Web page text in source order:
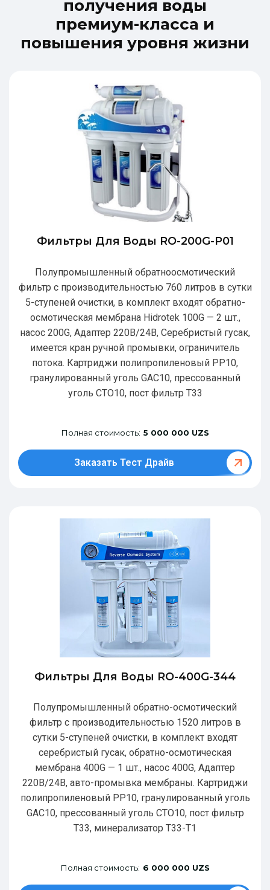
получения воды
премиум-класса и
повышения уровня жизни
Фильтры Для Воды RO-200G-P01
Полупромышленный обратноосмотический
фильтр с производительностью 760 литров в сутки
5-ступеней очистки, в комплект входят обратно-
осмотическая мембрана Hidrotek 100G — 2 шт.,
насос 200G, Адаптер 220В/24В, Серебристый гусак,
имеется кран ручной промывки, ограничитель
потока. Картриджи полипропиленовый РР10,
гранулированный уголь GAC10, прессованный
уголь CTO10, пост фильтр T33
Полная стоимость: 5 000 000 UZS
Заказать Тест Драйв
Фильтры Для Воды RO-400G-344
Полупромышленный обратно-осмотический
фильтр с производительностью 1520 литров в
сутки 5-ступеней очистки, в комплект входят
серебристый гусак, обратно-осмотическая
мембрана 400G — 1 шт., насос 400G, Адаптер
220В/24В, авто-промывка мембраны. Картриджи
полипропиленовый РР10, гранулированный уголь
GAC10, прессованный уголь CTO10, пост фильтр
T33, минерализатор Т33-Т1
Полная стоимость: 6 000 000 UZS